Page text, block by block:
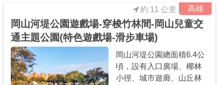
高雄
岡山河堤公園遊戲場-穿梭竹林間-岡山兒童交
通主題公園(特色遊戲場-滑步車場)
約 11 公里
岡山河堤公園總面積6.4公
頃，設有入口廣場、椰林
小徑、城市遊廊、山丘林